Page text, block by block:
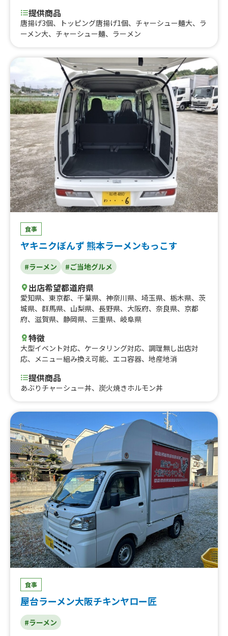
提供商品
唐揚げ3個、トッピング唐揚げ1個、チャーシュー麺大、ラ
ーメン大、チャーシュー麺、ラーメン
食事
ヤキニクぼんず 熊本ラーメンもっこす
#ラーメン #ご当地グルメ
出店希望都道府県
愛知県、 東京都、 千葉県、 神奈川県、 埼玉県、 栃木県、 茨
城県、 群馬県、 山梨県、 長野県、 大阪府、 奈良県、 京都
府、 滋賀県、 静岡県、 三重県、 岐阜県
特徴
大型イベント対応、 ケータリング対応、 調理無し出店対
応、 メニュー組み換え可能、 エコ容器、 地産地消
提供商品
あぶりチャーシュー丼、炭火焼きホルモン丼
食事
屋台ラーメン大阪チキンヤロー匠
#ラーメン